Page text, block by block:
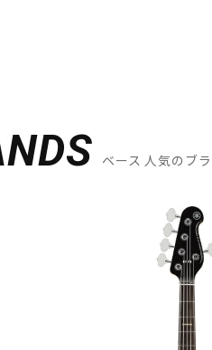
ベース 人気のブ